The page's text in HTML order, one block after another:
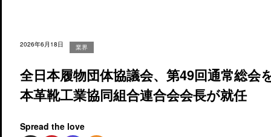
2026年6月18日 業界
全日本履物団体協議会、第49回通常総
本革靴工業協同組合連合会会長が就任
Spread the love